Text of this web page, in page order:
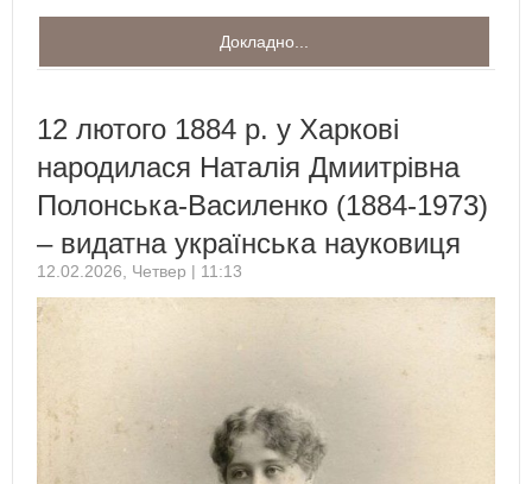
Докладно...
12 лютого 1884 р. у Харкові
народилася Наталія Дмиитрівна
Полонська-Василенко (1884-1973)
– видатна українська науковиця
12.02.2026, Четвер | 11:13